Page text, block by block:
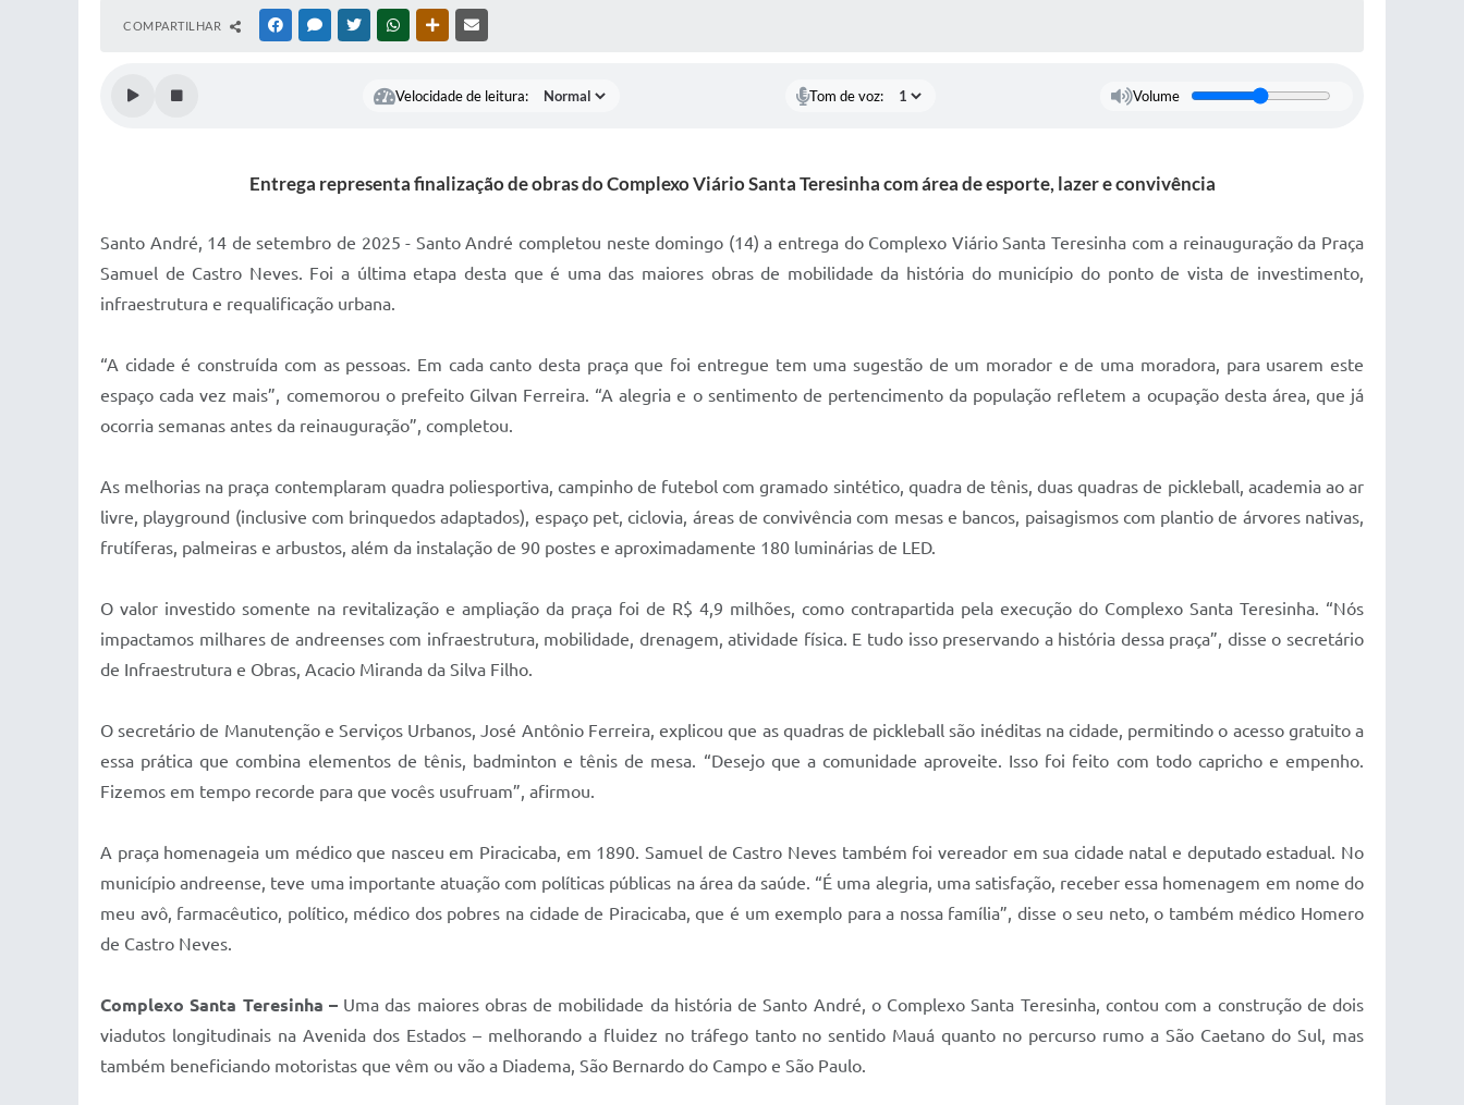
COMPARTILHAR FACEBOOKMESSENGER
TWITTERWHATSAPPOUTRAS MÍDIAS
Velocidade de leitura: Tom de voz: Volume
Entrega representa finalização de obras do Complexo Viário Santa Teresinha com área de esporte, lazer e convivência
Santo André, 14 de setembro de 2025 - Santo André completou neste domingo (14) a entrega do Complexo Viário Santa Teresinha com a reinauguração da Praça
Samuel de Castro Neves. Foi a última etapa desta que é uma das maiores obras de mobilidade da história do município do ponto de vista de investimento,
infraestrutura e requalificação urbana.
“A cidade é construída com as pessoas. Em cada canto desta praça que foi entregue tem uma sugestão de um morador e de uma moradora, para usarem este
espaço cada vez mais”, comemorou o prefeito Gilvan Ferreira. “A alegria e o sentimento de pertencimento da população refletem a ocupação desta área, que já
ocorria semanas antes da reinauguração”, completou.
As melhorias na praça contemplaram quadra poliesportiva, campinho de futebol com gramado sintético, quadra de tênis, duas quadras de pickleball, academia ao ar
livre, playground (inclusive com brinquedos adaptados), espaço pet, ciclovia, áreas de convivência com mesas e bancos, paisagismos com plantio de árvores nativas,
frutíferas, palmeiras e arbustos, além da instalação de 90 postes e aproximadamente 180 luminárias de LED.
O valor investido somente na revitalização e ampliação da praça foi de R$ 4,9 milhões, como contrapartida pela execução do Complexo Santa Teresinha. “Nós
impactamos milhares de andreenses com infraestrutura, mobilidade, drenagem, atividade física. E tudo isso preservando a história dessa praça”, disse o secretário
de Infraestrutura e Obras, Acacio Miranda da Silva Filho.
O secretário de Manutenção e Serviços Urbanos, José Antônio Ferreira, explicou que as quadras de pickleball são inéditas na cidade, permitindo o acesso gratuito a
essa prática que combina elementos de tênis, badminton e tênis de mesa. “Desejo que a comunidade aproveite. Isso foi feito com todo capricho e empenho.
Fizemos em tempo recorde para que vocês usufruam”, afirmou.
A praça homenageia um médico que nasceu em Piracicaba, em 1890. Samuel de Castro Neves também foi vereador em sua cidade natal e deputado estadual. No
município andreense, teve uma importante atuação com políticas públicas na área da saúde. “É uma alegria, uma satisfação, receber essa homenagem em nome do
meu avô, farmacêutico, político, médico dos pobres na cidade de Piracicaba, que é um exemplo para a nossa família”, disse o seu neto, o também médico Homero
de Castro Neves.
Complexo Santa Teresinha –Uma das maiores obras de mobilidade da história de Santo André, o Complexo Santa Teresinha, contou com a construção de dois
viadutos longitudinais na Avenida dos Estados – melhorando a fluidez no tráfego tanto no sentido Mauá quanto no percurso rumo a São Caetano do Sul, mas
também beneficiando motoristas que vêm ou vão a Diadema, São Bernardo do Campo e São Paulo.